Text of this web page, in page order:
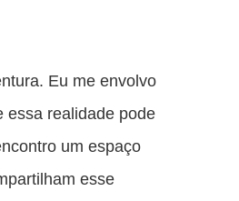
Eu me envolvo
essa realidade pode
um espaço
esse